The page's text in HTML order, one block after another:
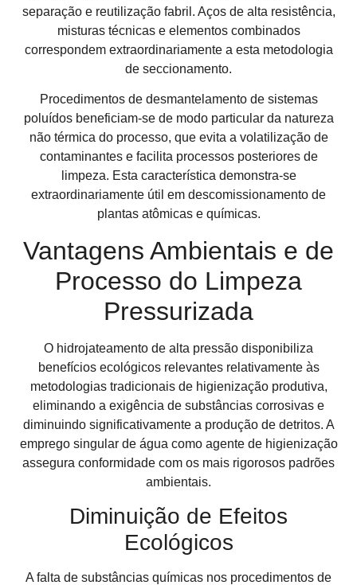
separação e reutilização fabril. Aços de alta resistência,
misturas técnicas e elementos combinados
correspondem extraordinariamente a esta metodologia
de seccionamento.
Procedimentos de desmantelamento de sistemas
poluídos beneficiam-se de modo particular da natureza
não térmica do processo, que evita a volatilização de
contaminantes e facilita processos posteriores de
limpeza. Esta característica demonstra-se
extraordinariamente útil em descomissionamento de
plantas atômicas e químicas.
Vantagens Ambientais e de
Processo do Limpeza
Pressurizada
O hidrojateamento de alta pressão disponibiliza
benefícios ecológicos relevantes relativamente às
metodologias tradicionais de higienização produtiva,
eliminando a exigência de substâncias corrosivas e
diminuindo significativamente a produção de detritos. A
emprego singular de água como agente de higienização
assegura conformidade com os mais rigorosos padrões
ambientais.
Diminuição de Efeitos
Ecológicos
A falta de substâncias químicas nos procedimentos de